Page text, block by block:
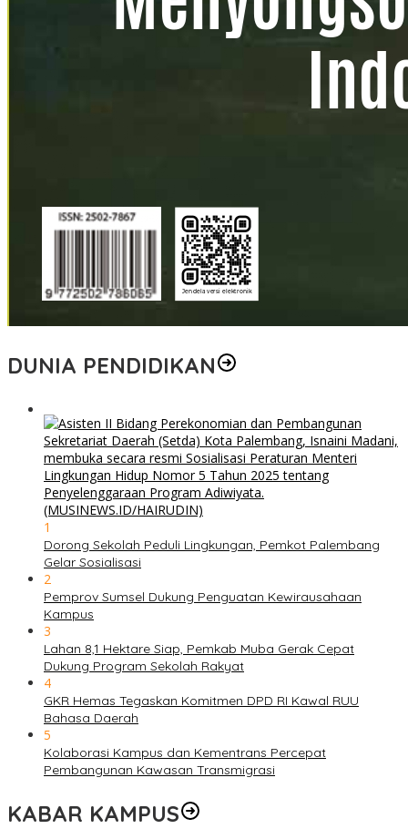
DUNIA PENDIDIKAN
1
Dorong Sekolah Peduli Lingkungan, Pemkot Palembang
Gelar Sosialisasi
2
Pemprov Sumsel Dukung Penguatan Kewirausahaan
Kampus
3
Lahan 8,1 Hektare Siap, Pemkab Muba Gerak Cepat
Dukung Program Sekolah Rakyat
4
GKR Hemas Tegaskan Komitmen DPD RI Kawal RUU
Bahasa Daerah
5
Kolaborasi Kampus dan Kementrans Percepat
Pembangunan Kawasan Transmigrasi
KABAR KAMPUS